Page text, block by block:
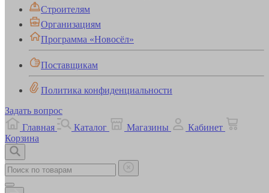
Строителям
Организациям
Программа «Новосёл»
Поставщикам
Политика конфиденциальности
Задать вопрос
Главная
Каталог Магазины
Кабинет
Корзина